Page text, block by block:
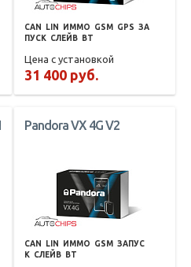
CAN LIN ИММО GSM GPS ЗА
ПУСК СЛЕЙВ BT
Цена с установкой
31 400 руб.
Pandora VX 4G V2
CAN LIN ИММО GSM ЗАПУС
К СЛЕЙВ BT